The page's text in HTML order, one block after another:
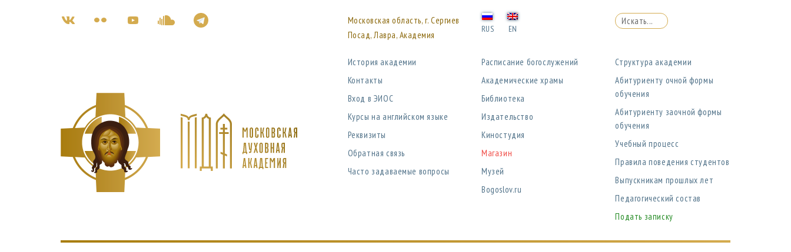
Московская область, г. Сергиев
Посад, Лавра, Академия
RUS EN
История академии
Контакты
Вход в ЭИОС
Курсы на английском языке
Реквизиты
Обратная связь
Часто задаваемые вопросы
Расписание богослужений
Академические храмы
Библиотека
Издательство
Киностудия
Магазин
Музей
Bogoslov.ru
Структура академии
Абитуриенту очной формы
обучения
Абитуриенту заочной формы
обучения
Учебный процесс
Правила поведения студентов
Выпускникам прошлых лет
Педагогический состав
Подать записку